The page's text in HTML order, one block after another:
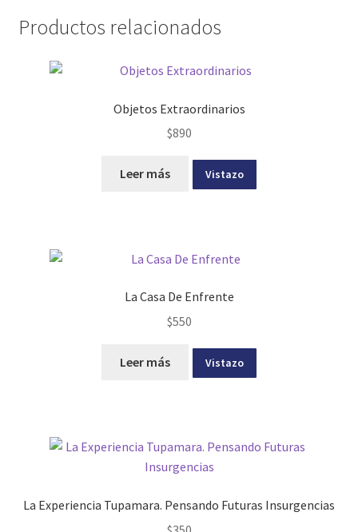
Productos relacionados
Objetos Extraordinarios
$890
Leer más Vistazo
La Casa De Enfrente
$550
Leer más Vistazo
La Experiencia Tupamara. Pensando Futuras Insurgencias